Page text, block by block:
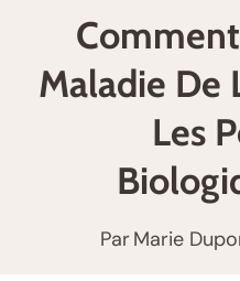
Maladie De
Les
ParMarie